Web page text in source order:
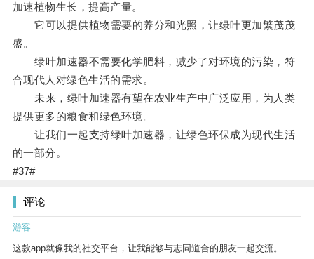
加速植物生长，提高产量。
它可以提供植物需要的养分和光照，让绿叶更加繁茂茂
盛。
绿叶加速器不需要化学肥料，减少了对环境的污染，符
合现代人对绿色生活的需求。
未来，绿叶加速器有望在农业生产中广泛应用，为人类
提供更多的粮食和绿色环境。
让我们一起支持绿叶加速器，让绿色环保成为现代生活
的一部分。
#37#
评论
游客
这款app就像我的社交平台，让我能够与志同道合的朋友一起交流。